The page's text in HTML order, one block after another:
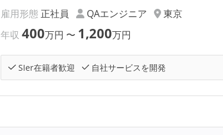
雇用形態 正社員 QAエンジニア
東京
年収400万円 〜 1,200万円
SIer在籍者歓迎 自社サービスを開発